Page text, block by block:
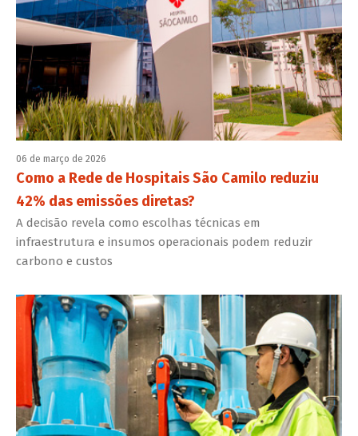
06 de março de 2026
Como a Rede de Hospitais São Camilo reduziu
42% das emissões diretas?
A decisão revela como escolhas técnicas em
infraestrutura e insumos operacionais podem reduzir
carbono e custos